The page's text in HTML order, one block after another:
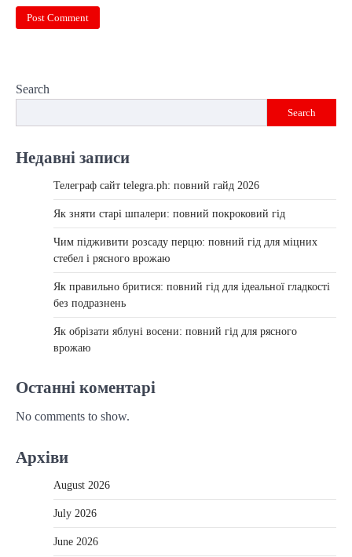
Search
Search
Недавні записи
Телеграф сайт telegra.ph: повний гайд 2026
Як зняти старі шпалери: повний покроковий гід
Чим підживити розсаду перцю: повний гід для міцних
стебел і рясного врожаю
Як правильно бритися: повний гід для ідеальної гладкості
без подразнень
Як обрізати яблуні восени: повний гід для рясного
врожаю
Останні коментарі
No comments to show.
Архіви
August 2026
July 2026
June 2026